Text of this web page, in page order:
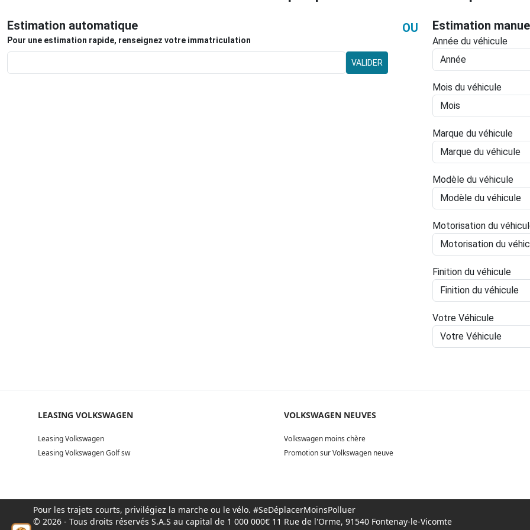
Estimation automatique
Pour une estimation rapide, renseignez votre immatriculation
VALIDER
OU Estimation
Année du véhicule
Mois du véhicule
Marque du véhicule
Modèle du véhicule
Motorisation du
Finition du véhicule
Votre Véhicule
LEASING VOLKSWAGEN
Leasing Volkswagen
Leasing Volkswagen Golf sw
VOLKSWAGEN NEUVES
Volkswagen moins chère
Promotion sur Volkswagen neuve
Pour les trajets courts, privilégiez la marche ou le vélo. #SeDéplacerMoinsPolluer
© 2026 - Tous droits réservés S.A.S au capital de 1 000 000€ 11 Rue de l'Orme, 91540 Fontenay-le-Vicomte